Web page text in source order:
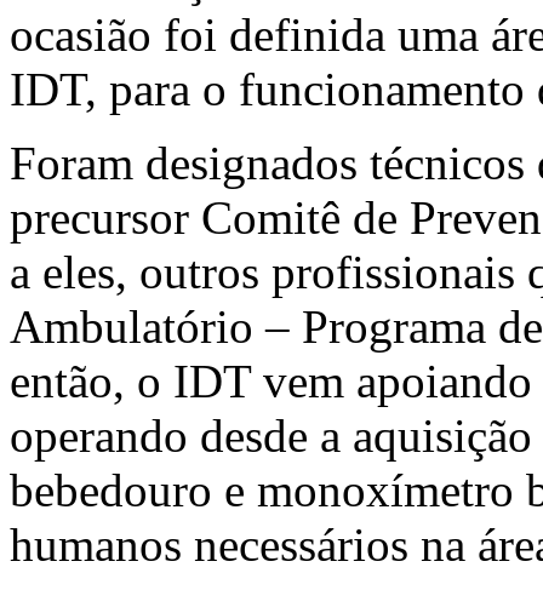
ocasião foi definida uma
IDT, para o funcionamento
Foram designados
precursor Comitê de
a eles, outros profissionais
Ambulatório – Programa
então, o IDT vem
operando desde a
bebedouro e monoxímetro
humanos necessários na